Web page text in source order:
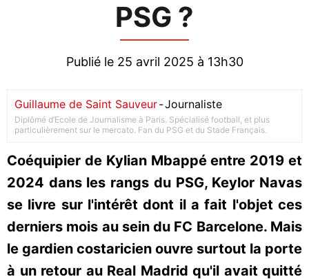
PSG ?
Publié le 25 avril 2025 à 13h30
Guillaume de Saint Sauveur-Journaliste
Diplômé d’Ecole de Journalisme à Paris. Spécialisé football, et plus
particulièrement sur le mercato. Fan du PSG et du Stade Français.
Coéquipier de Kylian Mbappé entre 2019 et
2024 dans les rangs du PSG, Keylor Navas
se livre sur l'intérêt dont il a fait l'objet ces
derniers mois au sein du FC Barcelone. Mais
le gardien costaricien ouvre surtout la porte
à un retour au Real Madrid qu'il avait quitté